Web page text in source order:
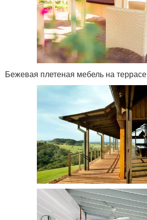
Бежевая плетеная мебель на террасе